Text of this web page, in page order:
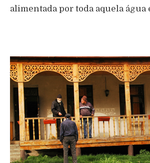
alimentada por toda aquela água